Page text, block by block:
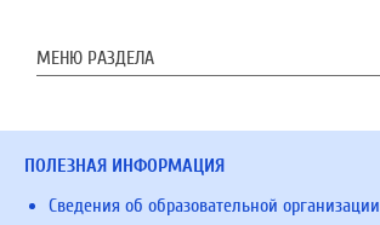
МЕНЮ РАЗДЕЛА
ПОЛЕЗНАЯ ИНФОРМАЦИЯ
Сведения об образовательной организации